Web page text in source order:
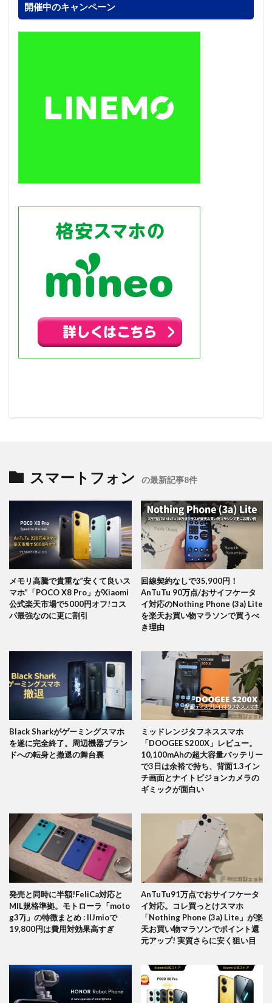
開催中のキャンペーン
スマートフォン の最新記事8件
メモリ高騰で貴重な”安くて良いス
マホ”「POCO X8 Pro」がXiaomi
公式楽天市場で5000円オフ!コス
パ最強なのに更に割引
回線契約なしで35,900円！
AnTuTu 90万点/おサイフケータ
イ対応のNothing Phone (3a) Lite
を楽天お買い物マラソンで買うべ
き理由
Black Sharkがゲーミングスマホ
を遂に完全終了。周辺機器ブラン
ドへの転身と撤退の舞台裏
ミッドレンジタフネススマホ
「DOOGEE S200X」レビュー。
10,100mAhの超大容量バッテリー
で3日は余裕で持ち、背面1.3イン
チ画面とナイトビジョンカメラの
ギミックが面白い
発売と同時に半額!FeliCa対応と
MIL規格準拠。モトローラ「moto
g37j」の特徴まとめ : IIJmioで
19,800円は費用対効果高すぎ
AnTuTu91万点でおサイフケータ
イ対応。コレ買っとけスマホ
「Nothing Phone (3a) Lite」が楽
天お買い物マラソンでポイント還
元アップ! 実質さらに安く狙い目